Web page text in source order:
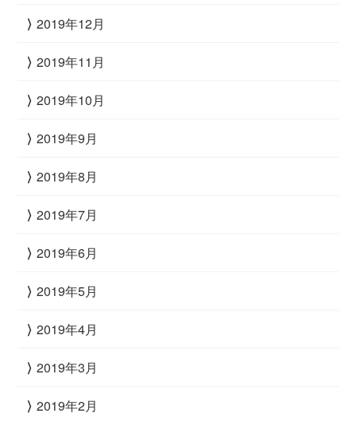
2019年12月
2019年11月
2019年10月
2019年9月
2019年8月
2019年7月
2019年6月
2019年5月
2019年4月
2019年3月
2019年2月